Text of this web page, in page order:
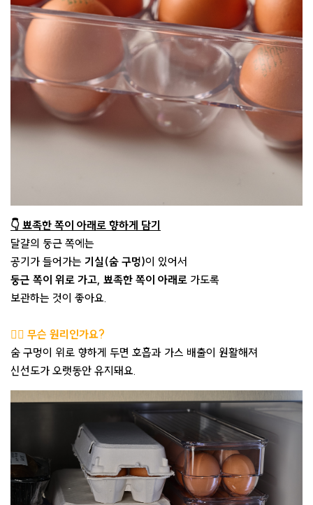
👇 뾰족한 쪽이 아래로 향하게 담기
달걀의 둥근 쪽에는
공기가 들어가는 기실(숨 구멍)이 있어서
둥근 쪽이 위로 가고, 뾰족한 쪽이 아래로 가도록
보관하는 것이 좋아요.
🙋‍♀️ 무슨 원리인가요?
숨 구멍이 위로 향하게 두면 호흡과 가스 배출이 원활해져
신선도가 오랫동안 유지돼요.